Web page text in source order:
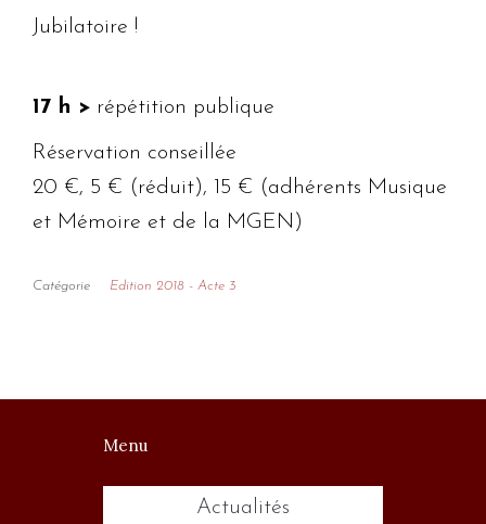
Jubilatoire !
17 h > répétition publique
Réservation conseillée
20 €, 5 € (réduit), 15 € (adhérents Musique
et Mémoire et de la MGEN)
Catégorie Edition 2018 - Acte 3
Menu
Actualités